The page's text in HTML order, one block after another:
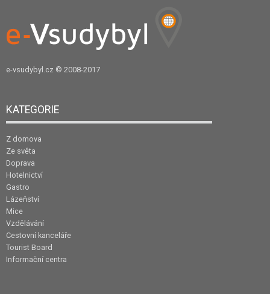
e-vsudybyl.cz © 2008-2017
KATEGORIE
Z domova
Ze světa
Doprava
Hotelnictví
Gastro
Lázeňství
Mice
Vzdělávání
Cestovní kanceláře
Tourist Board
Informační centra